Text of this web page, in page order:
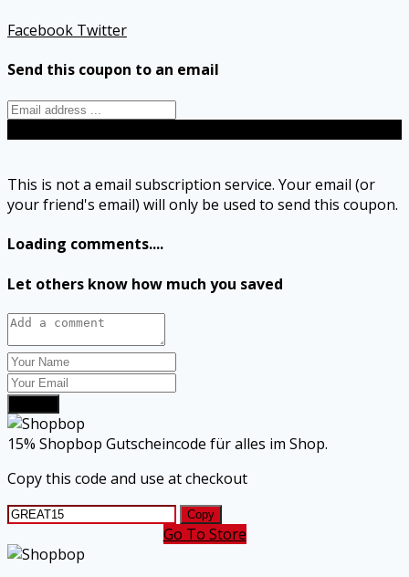
Facebook Twitter
Send this coupon to an email
This is not a email subscription service. Your email (or
your friend's email) will only be used to send this coupon.
Loading comments....
Let others know how much you saved
15% Shopbop Gutscheincode für alles im Shop.
Copy this code and use at checkout
Copy
Go To Store